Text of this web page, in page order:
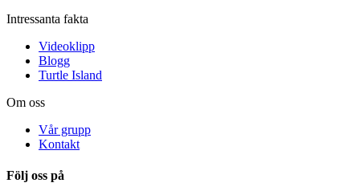
Intressanta fakta
Videoklipp
Blogg
Turtle Island
Om oss
Vår grupp
Kontakt
Följ oss på